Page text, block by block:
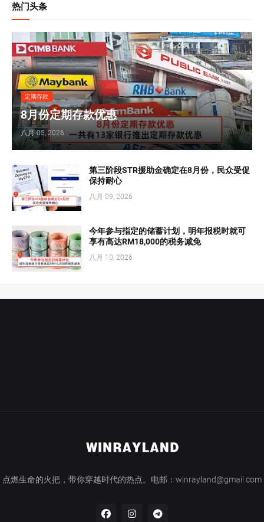
热门头条
定期存款
8月份定期存款优惠
八月 05, 2026
第三阶段STR援助金确定在8月份，民众受促
保持耐心
八月 09, 2026
今年参与指定的储蓄计划，明年报税时就可
享有高达RM18,000的税务减免
八月 10, 2026
点燃生命的火把，带你穿越时代的热点。电邮：winrayland@gmail.com